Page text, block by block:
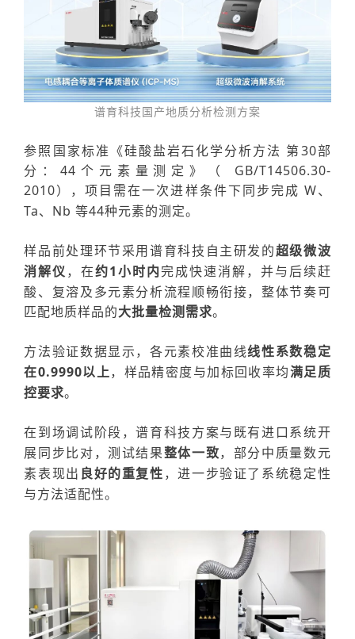
谱育科技国产地质分析检测方案
参照国家标准《硅酸盐岩石化学分析方法 第30部
分：44个元素量测定》（ GB/T14506.30-
2010） ，项目需在一次进样条件下同步完成 W、
Ta、Nb 等44种元素的测定。
样品前处理环节采用谱育科技自主研发的超级微波
消解仪，在约1小时内完成快速消解，并与后续赶
酸、复溶及多元素分析流程顺畅衔接，整体节奏可
匹配地质样品的大批量检测需求。
方法验证数据显示，各元素校准曲线线性系数稳定
在0.9990以上，样品精密度与加标回收率均满足质
控要求。
在到场调试阶段，谱育科技方案与既有进口系统开
展同步比对，测试结果整体一致，部分中质量数元
素表现出 良好的重复性，进一步验证了 系统稳定性
与方法适配性。